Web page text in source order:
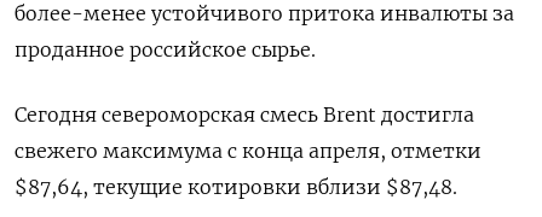
более-менее устойчивого притока инвалюты за
проданное российское сырье.
Сегодня североморская смесь Brent достигла
свежего максимума с конца апреля, отметки
$87,64, текущие котировки вблизи $87,48.